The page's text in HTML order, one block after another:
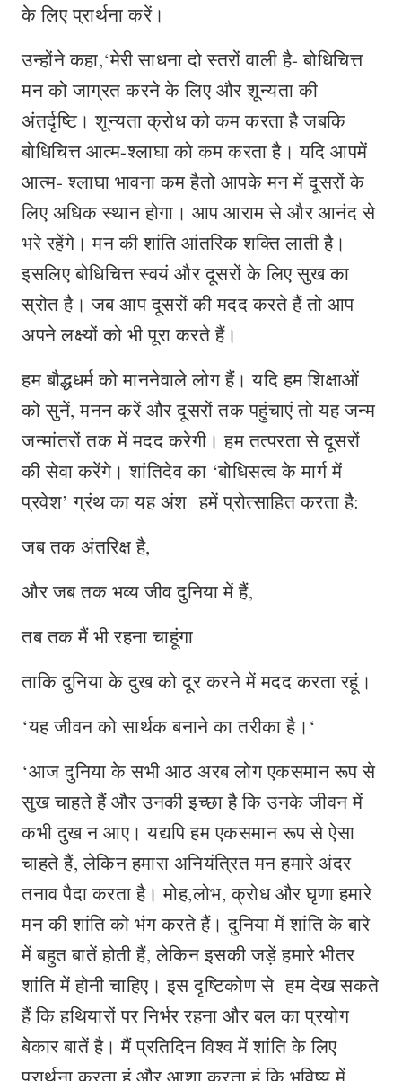
के लिए प्रार्थना करें।
उन्‍होंने कहा,‘मेरी साधना दो स्‍तरों वाली है- बोधिचित्त
मन को जाग्रत करने के लिए और शून्यता की
अंतर्दृष्टि। शून्‍यता क्रोध को कम करता है जबकि
बोधिचित्त आत्म-श्‍लाघा को कम करता है। यदि आपमें
आत्म- श्‍लाघा भावना कम हैतो आपके मन में दूसरों के
लिए अधिक स्थान होगा। आप आराम से और आनंद से
भरे रहेंगे। मन की शांति आंतरिक शक्ति लाती है।
इसलिए बोधिचित्त स्वयं और दूसरों के लिए सुख का
स्रोत है। जब आप दूसरों की मदद करते हैं तो आप
अपने लक्ष्यों को भी पूरा करते हैं।
हम बौद्धधर्म को माननेवाले लोग हैं। यदि हम शिक्षाओं
को सुनें, मनन करें और दूसरों तक पहुंचाएं तो यह जन्‍म
जन्‍मांतरों तक में मदद करेगी। हम तत्परता से दूसरों
की सेवा करेंगे। शांतिदेव का ‘बोधिसत्व के मार्ग में
प्रवेश’ ग्रंथ का यह अंश हमें प्रोत्साहित करता है:
जब तक अंतरिक्ष है,
और जब तक भव्‍य जीव दुनि‍या में हैं,
तब तक मैं भी रहना चाहूंगा
ताकि दुनिया के दुख को दूर करने में मदद करता रहूं।
‘यह जीवन को सार्थक बनाने का तरीका है।‘
‘आज दुनिया के सभी आठ अरब लोग एकसमान रूप से
सुख चाहते हैं और उनकी इच्‍छा है कि उनके जीवन में
कभी दुख न आए। यद्यपि हम एकसमान रूप से ऐसा
चाहते हैं, लेकिन हमारा अनियंत्रित मन हमारे अंदर
तनाव पैदा करता है। मोह,लोभ, क्रोध और घृणा हमारे
मन की शांति को भंग करते हैं। दुनिया में शांति के बारे
में बहुत बातें होती हैं, लेकिन इसकी जड़ें हमारे भीतर
शांति में होनी चाहिए। इस दृष्टिकोण से हम देख सकते
हैं कि हथियारों पर निर्भर रहना और बल का प्रयोग
बेकार बातें है। मैं प्रतिदिन विश्व में शांति के लिए